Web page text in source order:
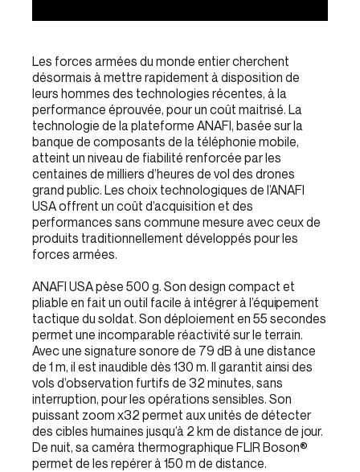
Les forces armées du monde entier cherchent
désormais à mettre rapidement à disposition de
leurs hommes des technologies récentes, à la
performance éprouvée, pour un coût maitrisé. La
technologie de la plateforme ANAFI, basée sur la
banque de composants de la téléphonie mobile,
atteint un niveau de fiabilité renforcée par les
centaines de milliers d’heures de vol des drones
grand public. Les choix technologiques de l’ANAFI
USA offrent un coût d’acquisition et des
performances sans commune mesure avec ceux de
produits traditionnellement développés pour les
forces armées.
ANAFI USA pèse 500 g. Son design compact et
pliable en fait un outil facile à intégrer à l’équipement
tactique du soldat. Son déploiement en 55 secondes
permet une incomparable réactivité sur le terrain.
Avec une signature sonore de 79 dB à une distance
de 1 m, il est inaudible dès 130 m. Il garantit ainsi des
vols d’observation furtifs de 32 minutes, sans
interruption, pour les opérations sensibles. Son
puissant zoom x32 permet aux unités de détecter
des cibles humaines jusqu’à 2 km de distance de jour.
De nuit, sa caméra thermographique FLIR Boson®
permet de les repérer à 150 m de distance.